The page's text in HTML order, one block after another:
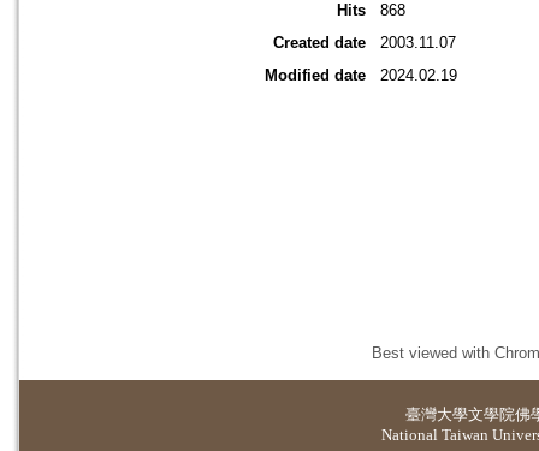
Hits
868
Created date
2003.11.07
Modified date
2024.02.19
Best viewed with
臺灣大學文學院佛
National Taiwan